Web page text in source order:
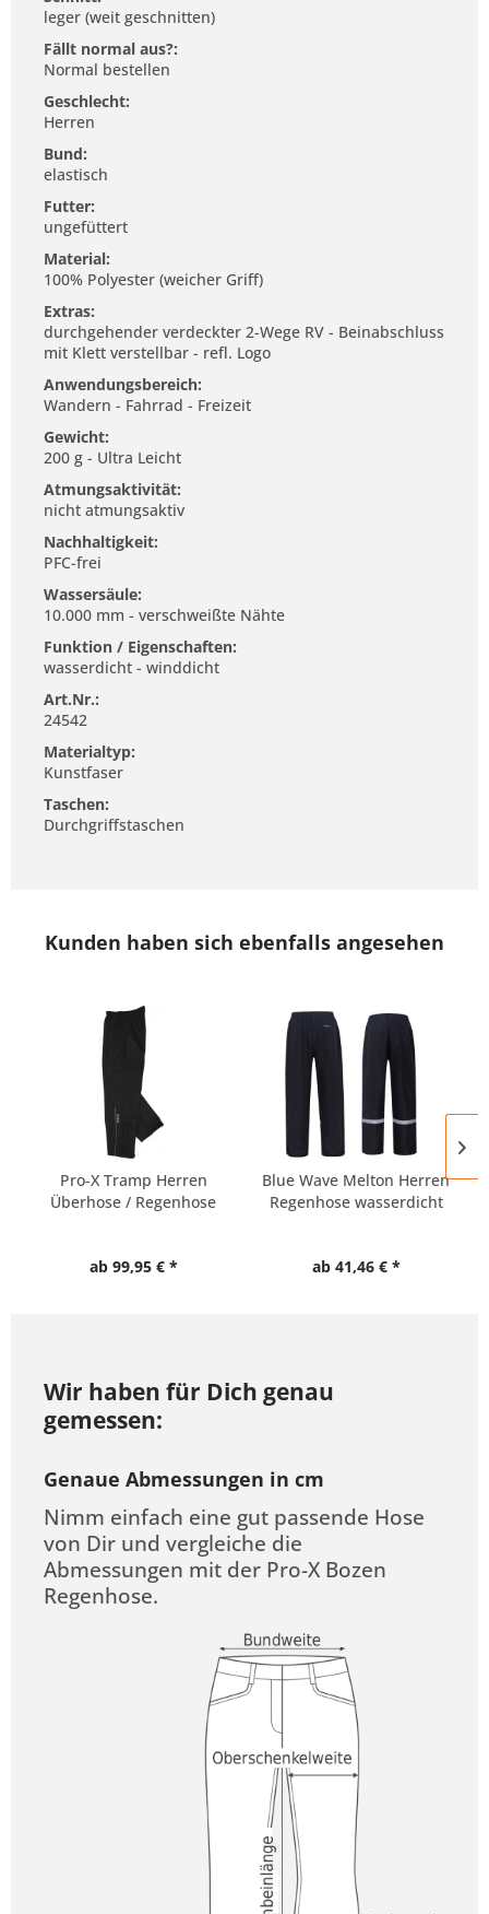
leger (weit geschnitten)
Fällt normal aus?:
Normal bestellen
Geschlecht:
Herren
Bund:
elastisch
Futter:
ungefüttert
Material:
100% Polyester (weicher Griff)
Extras:
durchgehender verdeckter 2-Wege RV - Beinabschluss
mit Klett verstellbar - refl. Logo
Anwendungsbereich:
Wandern - Fahrrad - Freizeit
Gewicht:
200 g - Ultra Leicht
Atmungsaktivität:
nicht atmungsaktiv
Nachhaltigkeit:
PFC-frei
Wassersäule:
10.000 mm - verschweißte Nähte
Funktion / Eigenschaften:
wasserdicht - winddicht
Art.Nr.:
24542
Materialtyp:
Kunstfaser
Taschen:
Durchgriffstaschen
Kunden haben sich ebenfalls angesehen
Pro-X Tramp Herren
Überhose / Regenhose
ab 99,95 € *
Blue Wave Melton Herren
Regenhose wasserdicht
ab 41,46 € *
Wir haben für Dich genau
gemessen:
Genaue Abmessungen in cm
Nimm einfach eine gut passende Hose
von Dir und vergleiche die
Abmessungen mit der Pro-X Bozen
Regenhose.